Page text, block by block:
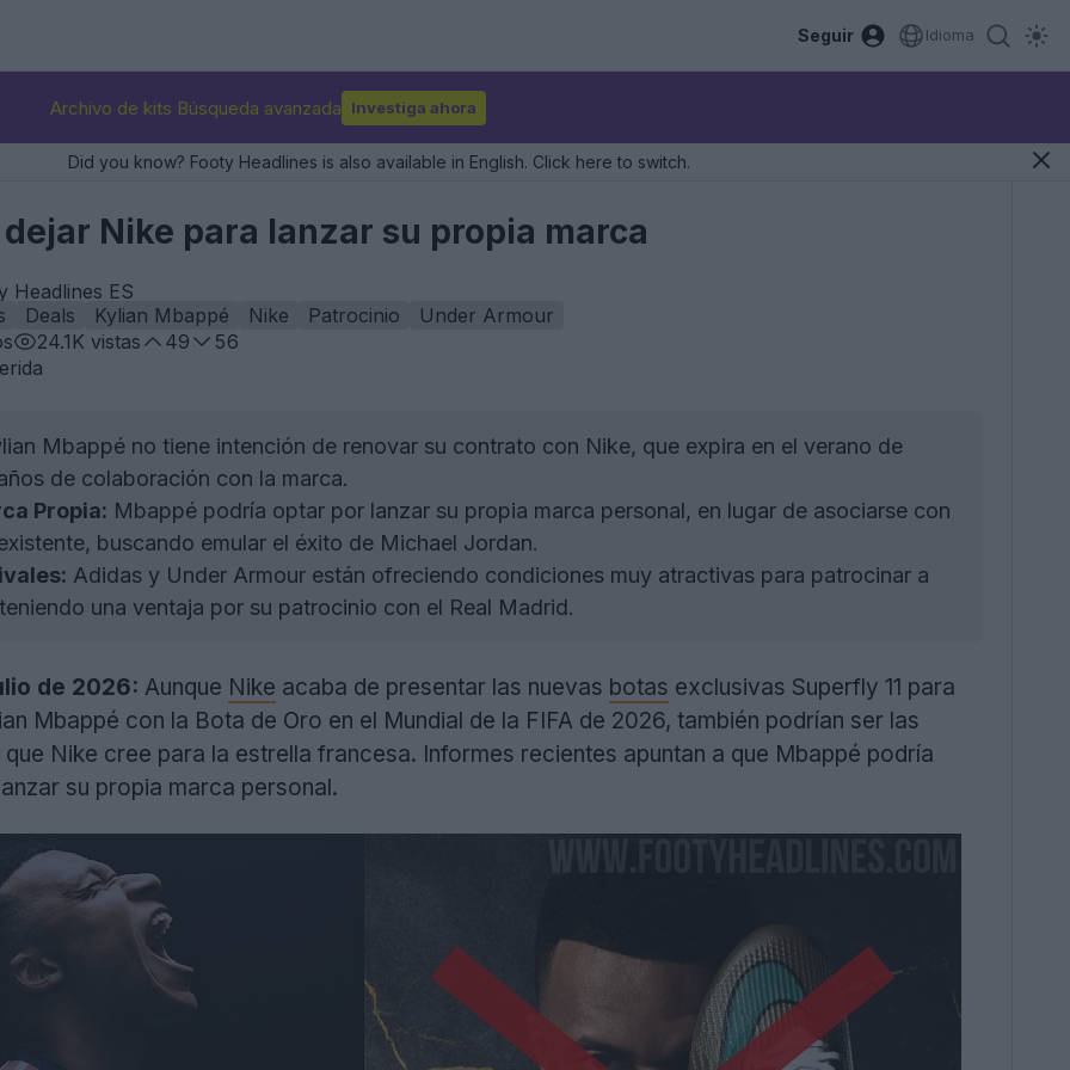
Seguir Idioma
Archivo de kits Búsqueda avanzada Investiga ahora
Did you know? Footy Headlines is also available in English. Click here to switch.
Nike para lanzar su propia marca
Headlines ES
Deals Kylian Mbappé Nike Patrocinio
Under Armour
24.1K vistas 49
56
Mbappé no tiene intención de renovar su contrato con Nike, que expira en el verano de
de colaboración con la marca.
Propia: Mbappé podría optar por lanzar su propia marca personal, en lugar de asociarse con
buscando emular el éxito de Michael Jordan.
Adidas y Under Armour están ofreciendo condiciones muy atractivas para patrocinar a
una ventaja por su patrocinio con el Real Madrid.
de 2026: Aunque Nike acaba de presentar las nuevas botas exclusivas Superfly 11 para
Mbappé con la Bota de Oro en el Mundial de la FIFA de 2026, también podrían ser las
Nike cree para la estrella francesa. Informes recientes apuntan a que Mbappé podría
su propia marca personal.